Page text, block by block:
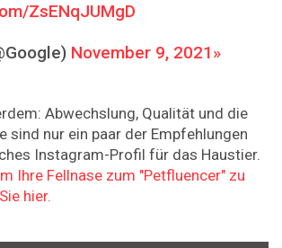
ZsENqJUMgD
November 9, 2021
Abwechslung, Qualität und die
sind nur ein paar der Empfehlungen
Instagram-Profil für das Haustier.
Ihre Fellnase zum "Petfluencer" zu
hier.